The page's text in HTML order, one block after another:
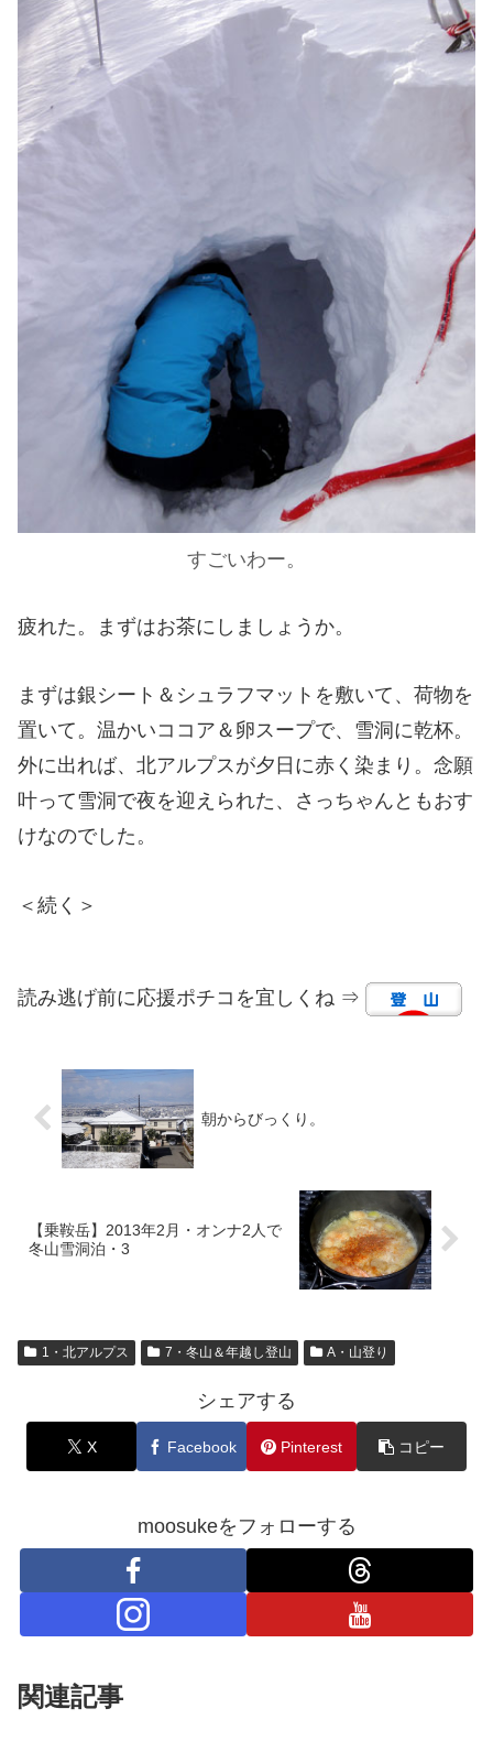
すごいわー。
疲れた。まずはお茶にしましょうか。
まずは銀シート＆シュラフマットを敷いて、荷物を
置いて。温かいココア＆卵スープで、雪洞に乾杯。
外に出れば、北アルプスが夕日に赤く染まり。念願
叶って雪洞で夜を迎えられた、さっちゃんともおす
けなのでした。
＜続く＞
読み逃げ前に応援ポチコを宜しくね ⇒
朝からびっくり。
【乗鞍岳】2013年2月・オンナ2人で
冬山雪洞泊・3
1・北アルプス 7・冬山＆年越し登山 A・山登り
シェアする
X Facebook Pinterest コピー
moosukeをフォローする
関連記事